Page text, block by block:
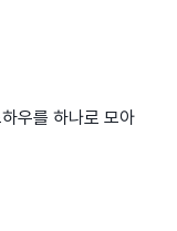
우를 하나로 모아